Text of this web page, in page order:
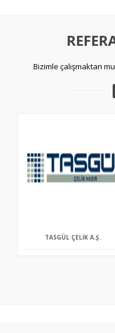
Bizimle çalışmaktan
TASGÜL ÇELIK A.Ş.